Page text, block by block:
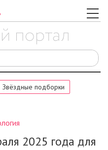
Звёздные подборки
2025 года для